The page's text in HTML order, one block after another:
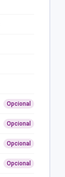
Opcional
Opcional
Opcional
Opcional